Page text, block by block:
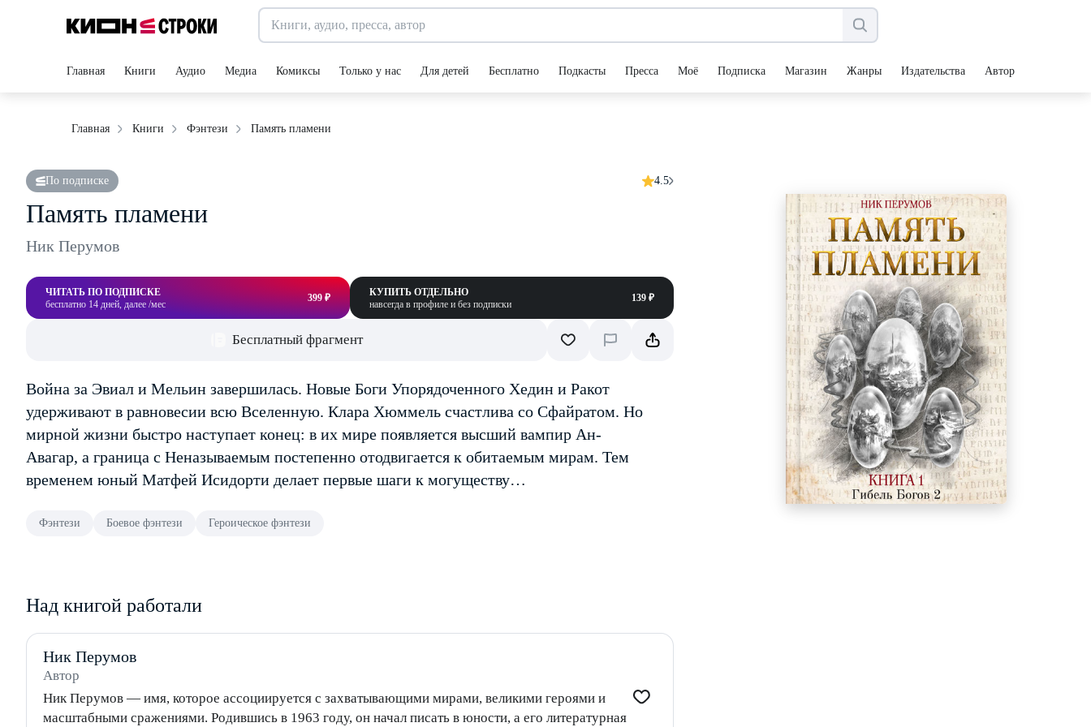
Главная Книги Аудио Медиа Комиксы Только у нас Для детей Бесплатно Подкасты Пресса Моё Подписка Магазин Жанры Издательства Авторы
Главная Книги Фэнтези Память пламени
По подписке 4.5
Память пламени
Ник Перумов
ЧИТАТЬ ПО ПОДПИСКЕ
бесплатно 14 дней, далее /мес
399 ₽
КУПИТЬ ОТДЕЛЬНО
навсегда в профиле и без подписки
139 ₽
Бесплатный фрагмент
Война за Эвиал и Мельин завершилась. Новые Боги Упорядоченного Хедин и Ракот
удерживают в равновесии всю Вселенную. Клара Хюммель счастлива со Сфайратом. Но
мирной жизни быстро наступает конец: в их мире появляется высший вампир Ан-
Авагар, а граница с Неназываемым постепенно отодвигается к обитаемым мирам. Тем
временем юный Матфей Исидорти делает первые шаги к могуществу…
Фэнтези Боевое фэнтези Героическое фэнтези
Над книгой работали
Ник Перумов
Автор
Ник Перумов — имя, которое ассоциируется с захватывающими мирами, великими героями и
масштабными сражениями. Родившись в 1963 году, он начал писать в юности, а его литературная